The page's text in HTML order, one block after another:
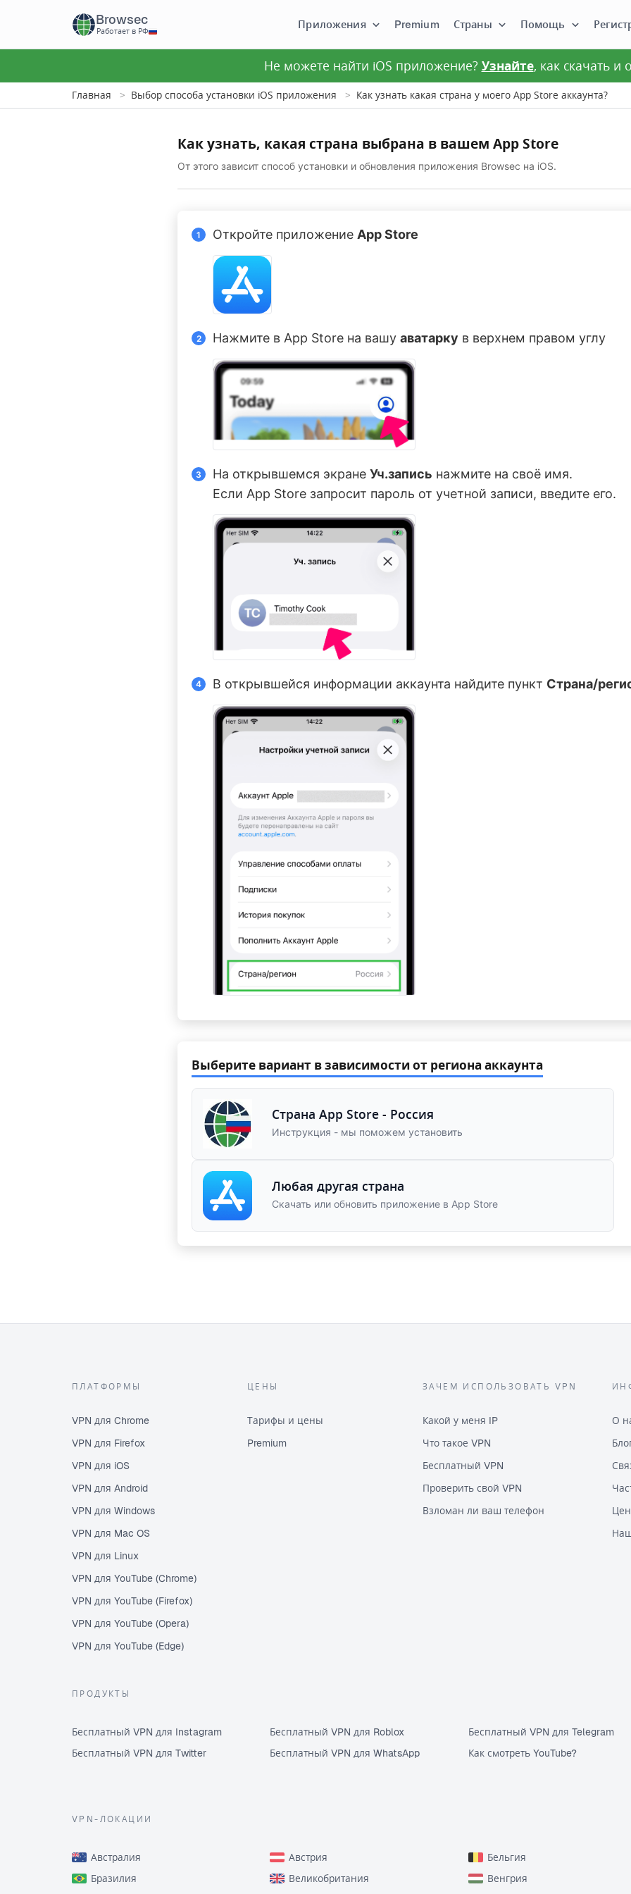
Browsec
Работает в РФ
Приложения Premium Страны Помощь
Не можете найти iOS приложение? Узнайте, как скачать и
Главная Выбор способа установки iOS приложения Как узнать какая страна у моего App Store аккаунта?
Как узнать, какая страна выбрана в вашем App Store
От этого зависит способ установки и обновления приложения Browsec на iOS.
Откройте приложение App Store
Нажмите в App Store на вашу аватарку в верхнем правом углу
На открывшемся экране Уч.запись нажмите на своё имя.
Если App Store запросит пароль от учетной записи, введите его.
В открывшейся информации аккаунта найдите пункт Страна/
Выберите вариант в зависимости от региона аккаунта
Страна App Store - Россия
Инструкция - мы поможем установить
Любая другая страна
Скачать или обновить приложение в App Store
ПЛАТФОРМЫ
VPN для Chrome
VPN для Firefox
VPN для iOS
VPN для Android
VPN для Windows
VPN для Mac OS
VPN для Linux
VPN для YouTube (Chrome)
VPN для YouTube (Firefox)
VPN для YouTube (Opera)
VPN для YouTube (Edge)
ЦЕНЫ
Тарифы и цены
Premium
ЗАЧЕМ ИСПОЛЬЗОВАТЬ VPN
Какой у меня IP
Что такое VPN
Бесплатный VPN
Проверить свой VPN
Взломан ли ваш телефон
О
ПРОДУКТЫ
Бесплатный VPN для Instagram Бесплатный VPN для Roblox
Бесплатный VPN для Telegram
Бесплатный VPN для Twitter
Бесплатный VPN для WhatsApp Как смотреть YouTube?
VPN-ЛОКАЦИИ
Австралия Австрия
Бельгия
Бразилия
Великобритания Венгрия